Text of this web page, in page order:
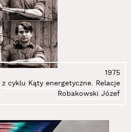
1975
z cyklu Kąty energetyczne. Relacje
Robakowski Józef